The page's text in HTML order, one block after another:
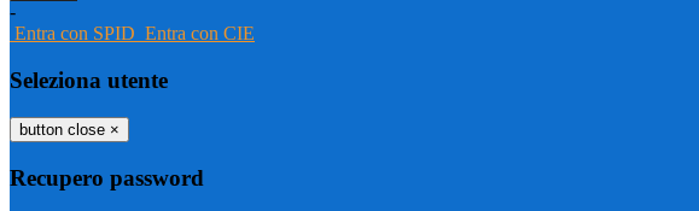
-
Entra con SPID Entra con CIE
Seleziona utente
button close ×
Recupero password